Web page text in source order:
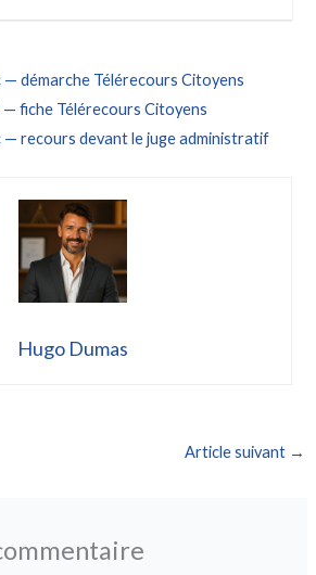
— démarche Télérecours Citoyens
— fiche Télérecours Citoyens
— recours devant le juge administratif
Hugo Dumas
Article suivant →